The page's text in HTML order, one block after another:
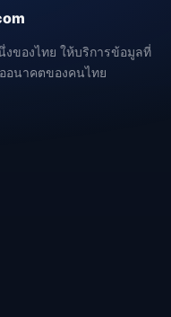
ของไทย ให้บริการข้อมูลที่
อนาคตของคนไทย